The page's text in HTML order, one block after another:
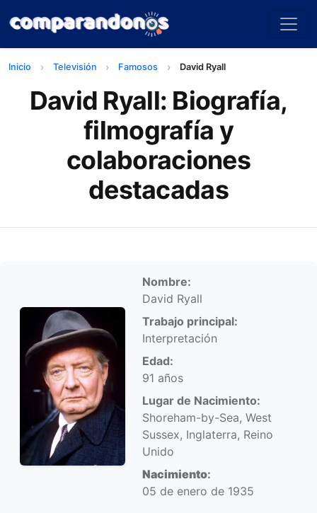
Inicio Televisión Famosos David Ryall
David Ryall: Biografía,
filmografía y
colaboraciones
destacadas
Información personal
Nombre:
David Ryall
Trabajo principal:
Interpretación
Edad:
91 años
Lugar de Nacimiento:
Shoreham-by-Sea, West
Sussex, Inglaterra, Reino
Unido
Nacimiento:
05 de enero de 1935